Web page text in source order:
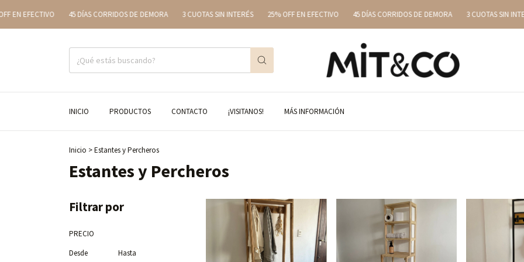
EFECTIVO 45 DÍAS CORRIDOS DE DEMORA 3 CUOTAS SIN INTERÉS 25% OFF EN EFECTIVO 45 DÍAS CORRIDOS DE DEMORA 3 CUOTAS SIN
INICIO PRODUCTOS CONTACTO ¡VISITANOS! MÁS INFORMACIÓN
Inicio >Estantes y Percheros
Estantes y Percheros
Filtrar por
PRECIO
Desde
Hasta